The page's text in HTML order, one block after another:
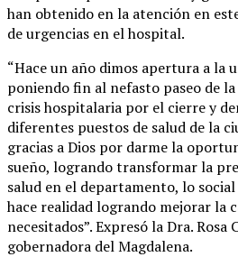
han obtenido en la atención en
de urgencias en el hospital.
“Hace un año dimos apertura a la
poniendo fin al nefasto paseo de
crisis hospitalaria por el cierre y
diferentes puestos de salud de la
gracias a Dios por darme la
sueño, logrando transformar la
salud en el departamento, lo
hace realidad logrando mejorar la
necesitados”. Expresó la Dra. Rosa
gobernadora del Magdalena.